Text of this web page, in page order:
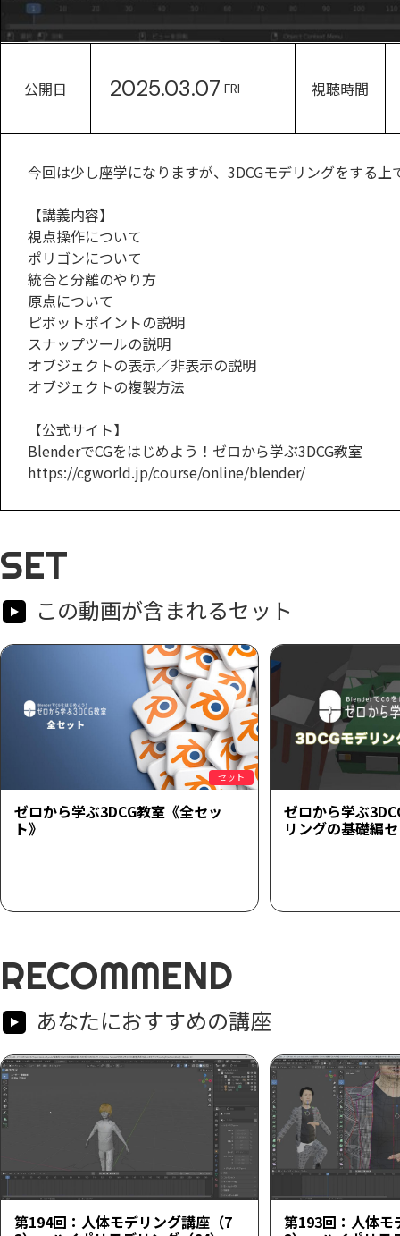
公開日 2025.03.07 FRI 視聴時間
今回は少し座学になりますが、3DCGモデリングをする
【講義内容】
視点操作について
ポリゴンについて
統合と分離のやり方
原点について
ピボットポイントの説明
スナップツールの説明
オブジェクトの表示／非表示の説明
オブジェクトの複製方法
【公式サイト】
BlenderでCGをはじめよう！ゼロから学ぶ3DCG教室
https://cgworld.jp/course/online/blender/
SET
この動画が含まれるセット
セット
ゼロから学ぶ3DCG教室《全セッ
ト》
ゼロから学ぶ
リングの基礎編
RECOMMEND
あなたにおすすめの講座
第194回：人体モデリング講座（7 第193回：人体モ